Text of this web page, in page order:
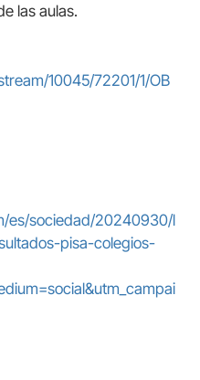
las aulas.
10045/72201/1/OB
es/sociedad/20240930/l
pisa-colegios-